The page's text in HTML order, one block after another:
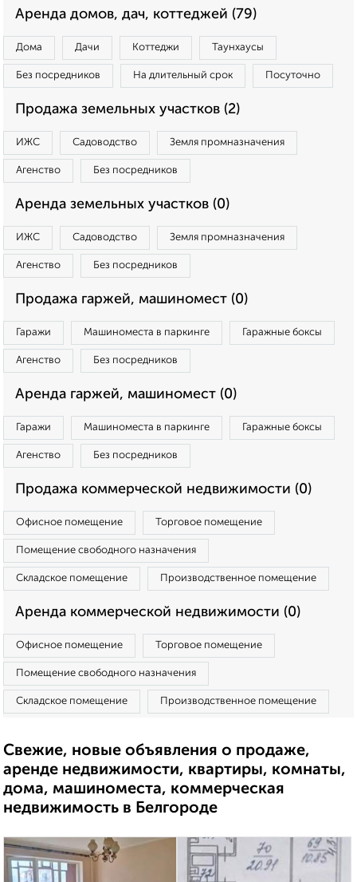
Аренда домов, дач, коттеджей (79)
Дома Дачи Коттеджи Таунхаусы
Без посредников На длительный срок Посуточно
Продажа земельных участков (2)
ИЖС Садоводство Земля промназначения
Агенство Без посредников
Аренда земельных участков (0)
ИЖС Садоводство Земля промназначения
Агенство Без посредников
Продажа гаржей, машиномест (0)
Гаражи Машиноместа в паркинге Гаражные боксы
Агенство Без посредников
Аренда гаржей, машиномест (0)
Гаражи Машиноместа в паркинге Гаражные боксы
Агенство Без посредников
Продажа коммерческой недвижимости (0)
Офисное помещение Торговое помещение
Помещение свободного назначения
Складское помещение Производственное помещение
Аренда коммерческой недвижимости (0)
Офисное помещение Торговое помещение
Помещение свободного назначения
Складское помещение Производственное помещение
Свежие, новые объявления о продаже,
аренде недвижимости, квартиры, комнаты,
дома, машиноместа, коммерческая
недвижимость в Белгороде